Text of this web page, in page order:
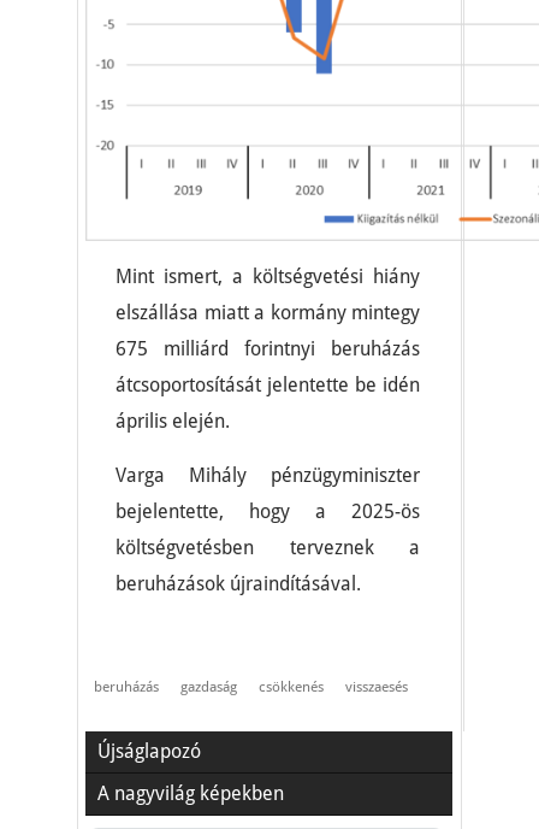
Mint ismert, a költségvetési hiány
elszállása miatt a kormány mintegy
675 milliárd forintnyi beruházás
átcsoportosítását jelentette be idén
április elején.
Varga Mihály pénzügyminiszter
bejelentette, hogy a 2025-ös
költségvetésben terveznek a
beruházások újraindításával.
beruházás gazdaság csökkenés visszaesés
Újságlapozó
A nagyvilág képekben